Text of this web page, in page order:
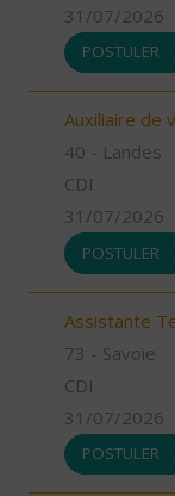
31/07/2026
POSTULER
Auxiliaire de
40 - Landes
CDI
31/07/2026
POSTULER
Assistante
73 - Savoie
CDI
31/07/2026
POSTULER